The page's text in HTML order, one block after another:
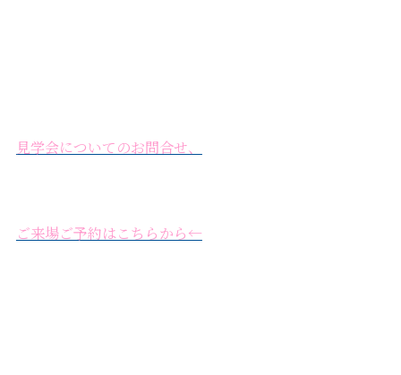
見学会についてのお問合せ、
ご来場ご予約はこちらから←